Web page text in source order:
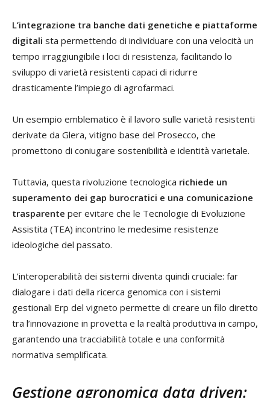
L’integrazione tra banche dati genetiche e piattaforme
digitali sta permettendo di individuare con una velocità un
tempo irraggiungibile i loci di resistenza, facilitando lo
sviluppo di varietà resistenti capaci di ridurre
drasticamente l’impiego di agrofarmaci.
Un esempio emblematico è il lavoro sulle varietà resistenti
derivate da Glera, vitigno base del Prosecco, che
promettono di coniugare sostenibilità e identità varietale.
Tuttavia, questa rivoluzione tecnologica richiede un
superamento dei gap burocratici e una comunicazione
trasparente per evitare che le Tecnologie di Evoluzione
Assistita (TEA) incontrino le medesime resistenze
ideologiche del passato.
L’interoperabilità dei sistemi diventa quindi cruciale: far
dialogare i dati della ricerca genomica con i sistemi
gestionali Erp del vigneto permette di creare un filo diretto
tra l’innovazione in provetta e la realtà produttiva in campo,
garantendo una tracciabilità totale e una conformità
normativa semplificata.
Gestione agronomica data driven: